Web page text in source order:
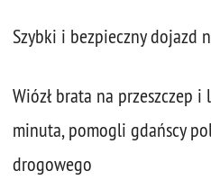
Szybki i bezpieczny dojazd
Wiózł brata na przeszczep i
minuta, pomogli gdańscy
drogowego